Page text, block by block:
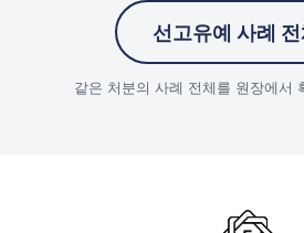
선고유예 사례
같은 처분의 사례 전체를 원장에서